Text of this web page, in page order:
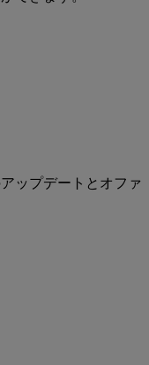
ップデートとオファ